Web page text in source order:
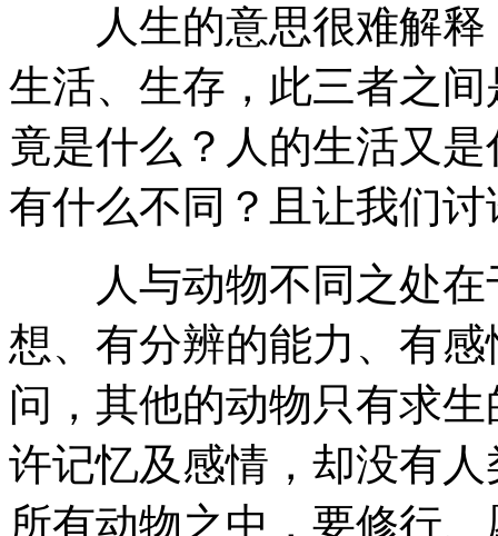
人生的意思很难解释
生活、生存，此三者之
竟是什么？人的生活又
有什么不同？且让我们
人与动物不同之处在
想、有分辨的能力、有
问，其他的动物只有求
许记忆及感情，却没有
所有动物之中，要修行